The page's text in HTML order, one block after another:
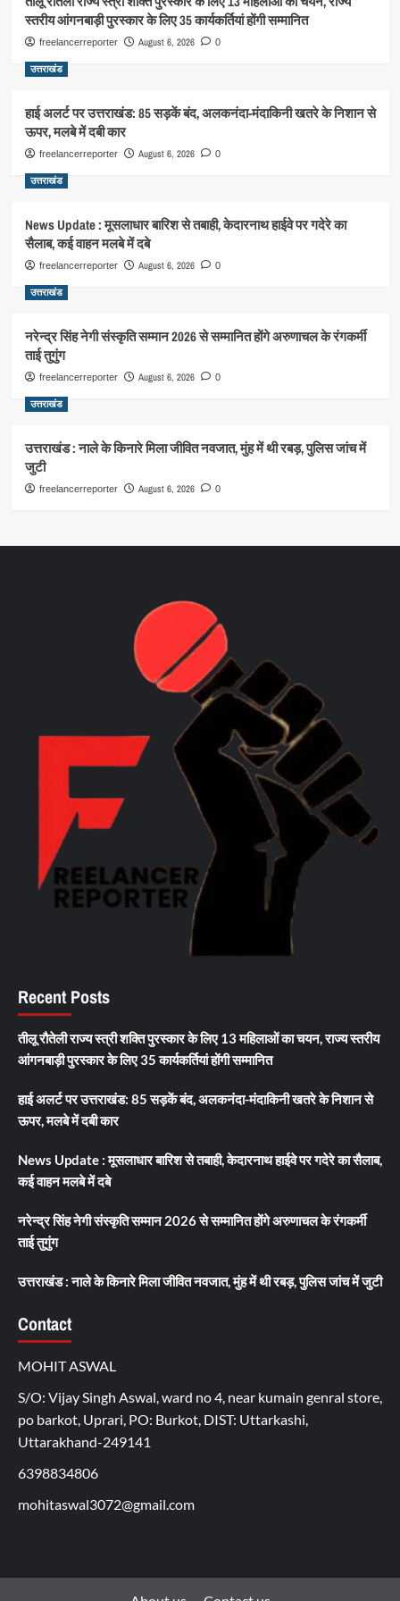
स्तरीय आंगनबाड़ी पुरस्कार के लिए 35 कार्यकर्तियां होंगी सम्मानित
freelancerreporter August 6, 2026 0
उत्तराखंड
हाई अलर्ट पर उत्तराखंड: 85 सड़कें बंद, अलकनंदा-मंदाकिनी खतरे के निशान से
ऊपर, मलबे में दबी कार
freelancerreporter August 6, 2026 0
उत्तराखंड
News Update : मूसलाधार बारिश से तबाही, केदारनाथ हाईवे पर गदेरे का
सैलाब, कई वाहन मलबे में दबे
freelancerreporter August 6, 2026 0
उत्तराखंड
नरेन्द्र सिंह नेगी संस्कृति सम्मान 2026 से सम्मानित होंगे अरुणाचल के रंगकर्मी
ताई तुगुंग
freelancerreporter August 6, 2026 0
उत्तराखंड
उत्तराखंड : नाले के किनारे मिला जीवित नवजात, मुंह में थी रबड़, पुलिस जांच में
जुटी
freelancerreporter August 6, 2026 0
Recent Posts
तीलू रौतेली राज्य स्त्री शक्ति पुरस्कार के लिए 13 महिलाओं का चयन, राज्य स्तरीय
आंगनबाड़ी पुरस्कार के लिए 35 कार्यकर्तियां होंगी सम्मानित
हाई अलर्ट पर उत्तराखंड: 85 सड़कें बंद, अलकनंदा-मंदाकिनी खतरे के निशान से
ऊपर, मलबे में दबी कार
News Update : मूसलाधार बारिश से तबाही, केदारनाथ हाईवे पर गदेरे का सैलाब,
कई वाहन मलबे में दबे
नरेन्द्र सिंह नेगी संस्कृति सम्मान 2026 से सम्मानित होंगे अरुणाचल के रंगकर्मी
ताई तुगुंग
उत्तराखंड : नाले के किनारे मिला जीवित नवजात, मुंह में थी रबड़, पुलिस जांच में जुटी
Contact
MOHIT ASWAL
S/O: Vijay Singh Aswal, ward no 4, near kumain genral store,
po barkot, Uprari, PO: Burkot, DIST: Uttarkashi,
Uttarakhand-249141
6398834806
mohitaswal3072@gmail.com